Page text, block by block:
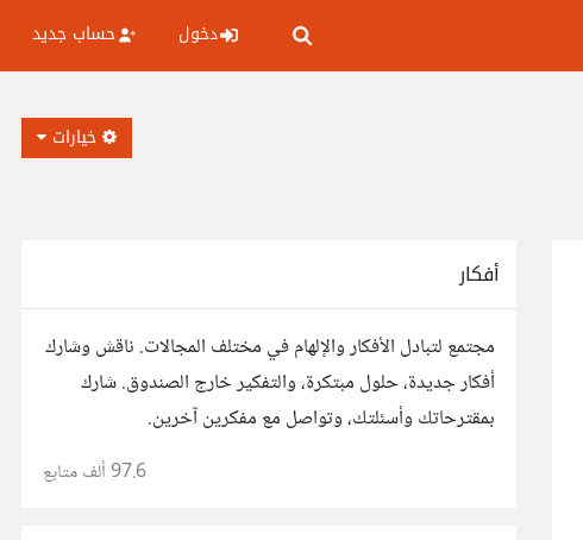
دخول حساب جديد
خيارات
أفكار
مجتمع لتبادل الأفكار والإلهام في مختلف المجالات. ناقش وشارك
أفكار جديدة، حلول مبتكرة، والتفكير خارج الصندوق. شارك
بمقترحاتك وأسئلتك، وتواصل مع مفكرين آخرين.
97.6 ألف متابع